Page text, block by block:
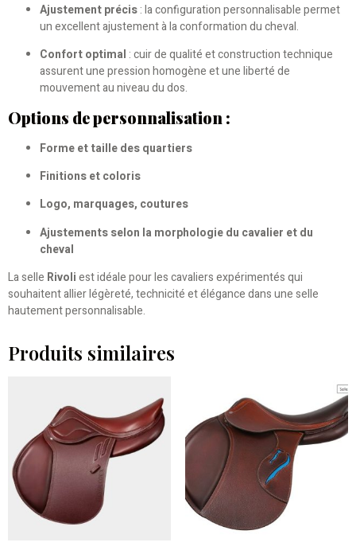
Ajustement précis: la configuration personnalisable permet
un excellent ajustement à la conformation du cheval.
Confort optimal : cuir de qualité et construction technique
assurent une pression homogène et une liberté de
mouvement au niveau du dos.
Options de personnalisation :
Forme et taille des quartiers
Finitions et coloris
Logo, marquages, coutures
Ajustements selon la morphologie du cavalier et du
cheval
La selle Rivoliest idéale pour les cavaliers expérimentés qui
souhaitent allier légèreté, technicité et élégance dans une selle
hautement personnalisable.
Produits similaires